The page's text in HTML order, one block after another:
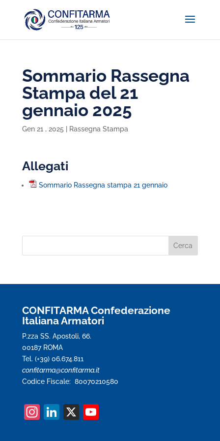
Sommario Rassegna
Stampa del 21
gennaio 2025
Gen 21 , 2025 Rassegna Stampa
Allegati
Sommario Rassegna stampa 21 gennaio
CONFITARMA Confederazione
Italiana Armatori
P.zza SS. Apostoli, 66.
00187 ROMA
Tel. (+39) 06.674.811
confitarma@confitarma.it
Codice Fiscale: 80070210580
In Li X Y